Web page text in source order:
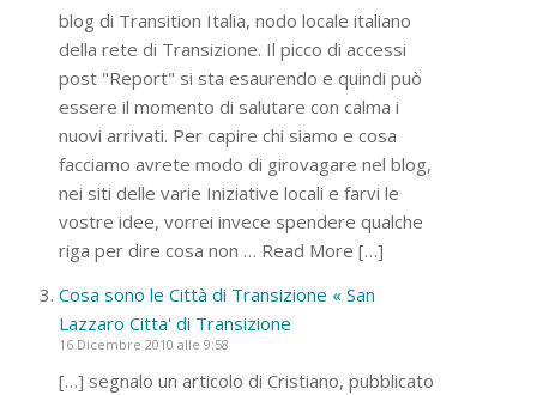
blog di Transition Italia, nodo locale italiano
della rete di Transizione. Il picco di accessi
post "Report" si sta esaurendo e quindi può
essere il momento di salutare con calma i
nuovi arrivati. Per capire chi siamo e cosa
facciamo avrete modo di girovagare nel blog,
nei siti delle varie Iniziative locali e farvi le
vostre idee, vorrei invece spendere qualche
riga per dire cosa non … Read More […]
Cosa sono le Città di Transizione « San
Lazzaro Citta' di Transizione
16 Dicembre 2010 alle 9:58
[…] segnalo un articolo di Cristiano, pubblicato